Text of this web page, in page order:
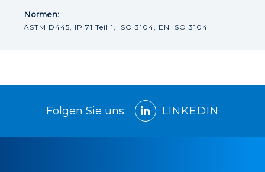
Normen:
ASTM D445, IP 71 Teil 1, ISO 3104, EN ISO 3104
Folgen Sie uns: LINKEDIN